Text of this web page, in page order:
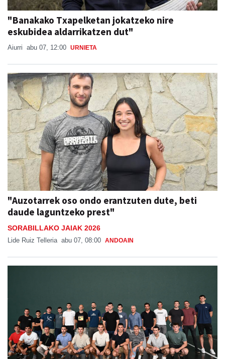
"Banakako Txapelketan jokatzeko nire
eskubidea aldarrikatzen dut"
Aiurri abu 07, 12:00 URNIETA
"Auzotarrek oso ondo erantzuten dute, beti
daude laguntzeko prest"
SORABILLAKO JAIAK 2026
Lide Ruiz Telleria abu 07, 08:00 ANDOAIN